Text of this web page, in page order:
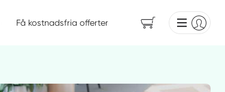
Få kostnadsfria offerter